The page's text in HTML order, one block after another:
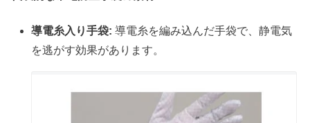
導電糸入り手袋: 導電糸を編み込んだ手袋で、静電気
を逃がす効果があります。